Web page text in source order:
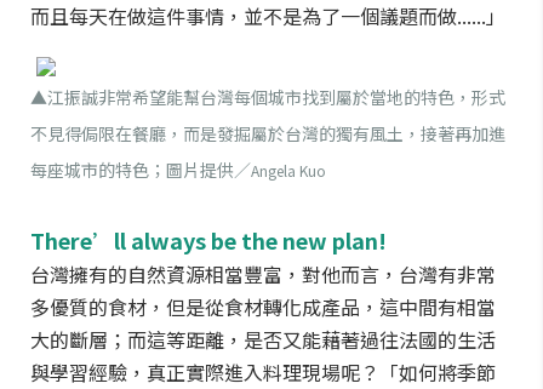
而且每天在做這件事情，並不是為了一個議題而做......」
▲江振誠非常希望能幫台灣每個城市找到屬於當地的特色，形式
不見得侷限在餐廳，而是發掘屬於台灣的獨有風土，接著再加進
每座城市的特色；圖片提供／Angela Kuo
There’ll always be the new plan!
台灣擁有的自然資源相當豐富，對他而言，台灣有非常
多優質的食材，但是從食材轉化成產品，這中間有相當
大的斷層；而這等距離，是否又能藉著過往法國的生活
與學習經驗，真正實際進入料理現場呢？「如何將季節